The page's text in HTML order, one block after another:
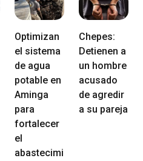
Optimizan
el sistema
de agua
potable en
Aminga
para
fortalecer
el
abastecimi
Chepes:
Detienen a
un hombre
acusado
de agredir
a su pareja